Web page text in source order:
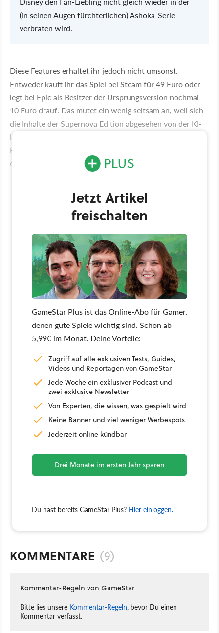
(in seinen Augen fürchterlichen) Ashoka-Serie
verbraten wird.
Diese Features erhaltet ihr jedoch nicht umsonst.
Entweder kauft ihr das Spiel bei Steam für 49 Euro oder
legt bei Epic als Besitzer der Ursprungsversion nochmal
10 Euro drauf. Das mutet ein wenig seltsam an, weil sich
die Inhalte der Supernova Edition abgesehen von der KI-
Integration eher wie ein großer Polishing-Patch anfühlen.
Einiges davon hätte wir nämlich schon zu Release
erwartet.
Jetzt Artikel
freischalten
GameStar Plus ist das Online-Abo für Gamer,
denen gute Spiele wichtig sind. Schon ab
5,99€ im Monat. Deine Vorteile:
Zugriff auf alle exklusiven Tests, Guides,
Videos und Reportagen von GameStar
Jede Woche ein exklusiver Podcast und
zwei exklusive Newsletter
Von Experten, die wissen, was gespielt wird
Keine Banner und viel weniger Werbespots
Jederzeit online kündbar
Drei Monate im ersten Jahr sparen
Du hast bereits GameStar Plus? Hier einloggen.
KOMMENTARE (9)
Kommentar-Regeln von GameStar
Bitte lies unsere Kommentar-Regeln, bevor Du einen
Kommentar verfasst.